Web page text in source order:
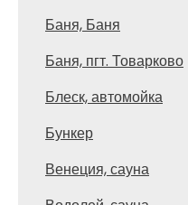
Баня, Баня
Баня, пгт. Товарково
Блеск, автомойка
Бункер
Венеция, сауна